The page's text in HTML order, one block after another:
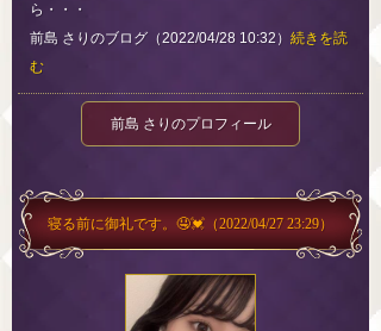
ら・・・
前島 さりのブログ（2022/04/28 10:32） 続きを読
む
前島 さりのプロフィール
寝る前に御礼です。🤤💓 （2022/04/27 23:29）